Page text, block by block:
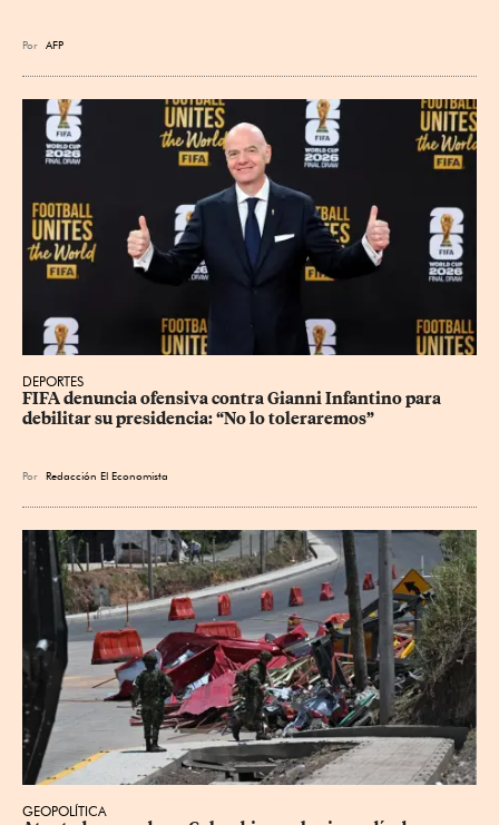
Por AFP
DEPORTES
FIFA denuncia ofensiva contra Gianni Infantino para
debilitar su presidencia: “No lo toleraremos”
Por Redacción El Economista
GEOPOLÍTICA